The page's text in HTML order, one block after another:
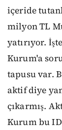
içeride
milyon TL
yatırıyor.
Kurum'a
tapusu var.
aktif diye
çıkarmış.
Kurum bu